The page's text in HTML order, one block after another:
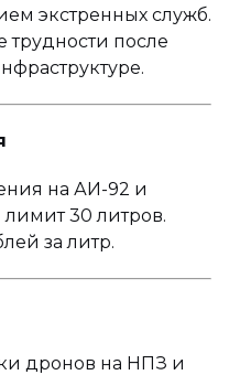
экстренных служб.
после
на АИ-92 и
30 литров.
за литр.
дронов на НПЗ и